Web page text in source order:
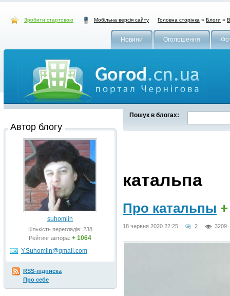
Зробити стартовою Мобільна версія сайту Головна сторінка » Блоги »
Новини Оголошення
Пошук в блогах:
катальпа
Про катальпы
18 червня 2020 22:25 2 3209
Автор блогу
suhomlin
Кількість переглядів: 238
Рейтинг автора: + 1064
Y.Suhomlin@gmail.com
RSS-підписка
Про себе